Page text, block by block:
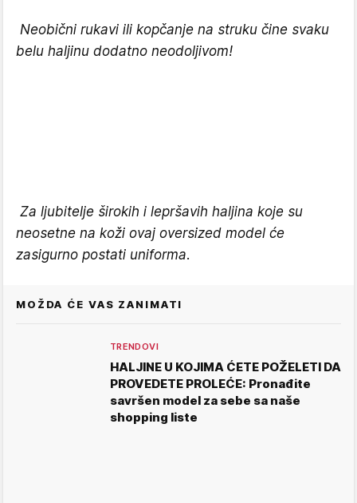
Neobični rukavi ili kopčanje na struku čine svaku
belu haljinu dodatno neodoljivom!
Za ljubitelje širokih i lepršavih haljina koje su
neosetne na koži ovaj oversized model će
zasigurno postati uniforma.
MOŽDA ĆE VAS ZANIMATI
TRENDOVI
HALJINE U KOJIMA ĆETE POŽELETI DA
PROVEDETE PROLEĆE: Pronađite
savršen model za sebe sa naše
shopping liste